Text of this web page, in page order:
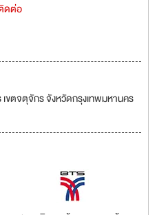
ดต่อ
ขตจตุจักร จังหวัดกรุงเทพมหานคร